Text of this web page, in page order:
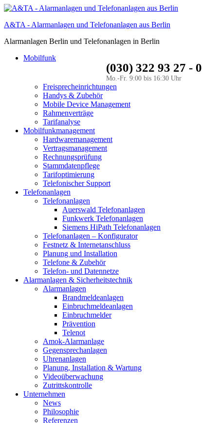
A&TA - Alarmanlagen und Telefonanlagen aus Berlin
Alarmanlagen Berlin und Telefonanlagen in Berlin
(030) 322 93 27 - 0
Mo.-Fr. 9:00 bis 16:30 Uhr
Mobilfunk
Freisprecheinrichtungen
Handys & Zubehör
Mobile Device Management
Rahmenverträge
Tarifanalyse
Mobilfunkmanagement
Hardwaremanagement
Vertragsmanagement
Rechnungsprüfung
Stammdatenpflege
Tarifoptimierung
Telefonischer Support
Telefonanlagen
Telefonanlagen
Auerswald Telefonanlagen
Funkwerk Telefonanlagen
Siemens HiPath Telefonanlagen
Telefonanlagen – Konfigurator
Festnetz & Internetanschluss
Planung und Installation
Telefone & Zubehör
Telefon- und Datennetze
Alarmanlagen & Sicherheitstechnik
Alarmanlagen
Brandmeldeanlagen
Einbruchmeldeanlagen
Einbruchmelder
Prävention
Telenot
Amok-Alarmanlage
Gegensprechanlagen
Uhrenanlagen
Planung, Installation & Wartung
Videoüberwachung
Zutrittskontrolle
Unternehmen
News
Philosophie
Referenzen